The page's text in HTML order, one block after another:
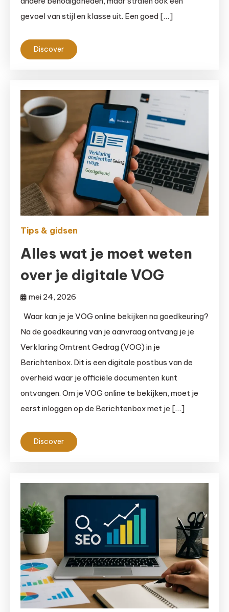
gevoel van stijl en klasse uit. Een goed […]
Discover
Tips & gidsen
Alles wat je moet weten
over je digitale VOG
mei 24, 2026
Waar kan je je VOG online bekijken na goedkeuring?
Na de goedkeuring van je aanvraag ontvang je je
Verklaring Omtrent Gedrag (VOG) in je
Berichtenbox. Dit is een digitale postbus van de
overheid waar je officiële documenten kunt
ontvangen. Om je VOG online te bekijken, moet je
eerst inloggen op de Berichtenbox met je […]
Discover